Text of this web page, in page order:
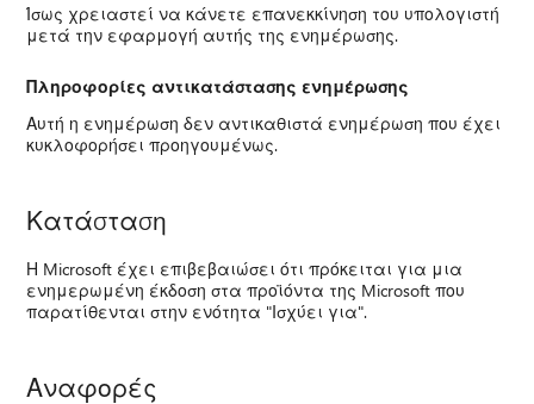
Ίσως χρειαστεί να κάνετε επανεκκίνηση του υπολογιστή
μετά την εφαρμογή αυτής της ενημέρωσης.
Πληροφορίες αντικατάστασης ενημέρωσης
Αυτή η ενημέρωση δεν αντικαθιστά ενημέρωση που έχει
κυκλοφορήσει προηγουμένως.
Κατάσταση
Η Microsoft έχει επιβεβαιώσει ότι πρόκειται για μια
ενημερωμένη έκδοση στα προϊόντα της Microsoft που
παρατίθενται στην ενότητα "Ισχύει για".
Αναφορές